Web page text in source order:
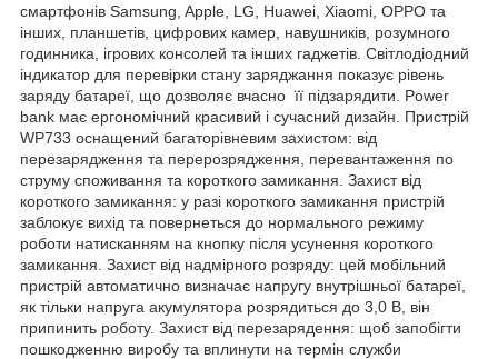
смартфонів Samsung, Apple, LG, Huawei, Xiaomi, OPPO та
інших, планшетів, цифрових камер, навушників, розумного
годинника, ігрових консолей та інших гаджетів. Світлодіодний
індикатор для перевірки стану заряджання показує рівень
заряду батареї, що дозволяє вчасно її підзарядити. Power
bank має ергономічний красивий і сучасний дизайн. Пристрій
WP733 оснащений багаторівневим захистом: від
перезарядження та перерозрядження, перевантаження по
струму споживання та короткого замикання. Захист від
короткого замикання: у разі короткого замикання пристрій
заблокує вихід та повернеться до нормального режиму
роботи натисканням на кнопку після усунення короткого
замикання. Захист від надмірного розряду: цей мобільний
пристрій автоматично визначає напругу внутрішньої батареї,
як тільки напруга акумулятора розрядиться до 3,0 В, він
припинить роботу. Захист від перезарядення: щоб запобігти
пошкодженню виробу та вплинути на термін служби